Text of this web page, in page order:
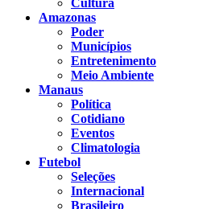
Amazonas
Poder
Municípios
Entretenimento
Meio Ambiente
Manaus
Política
Cotidiano
Eventos
Climatologia
Futebol
Seleções
Internacional
Brasileiro